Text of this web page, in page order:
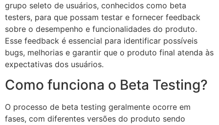
grupo seleto de usuários, conhecidos como beta
testers, para que possam testar e fornecer feedback
sobre o desempenho e funcionalidades do produto.
Esse feedback é essencial para identificar possíveis
bugs, melhorias e garantir que o produto final atenda às
expectativas dos usuários.
Como funciona o Beta Testing?
O processo de beta testing geralmente ocorre em
fases, com diferentes versões do produto sendo